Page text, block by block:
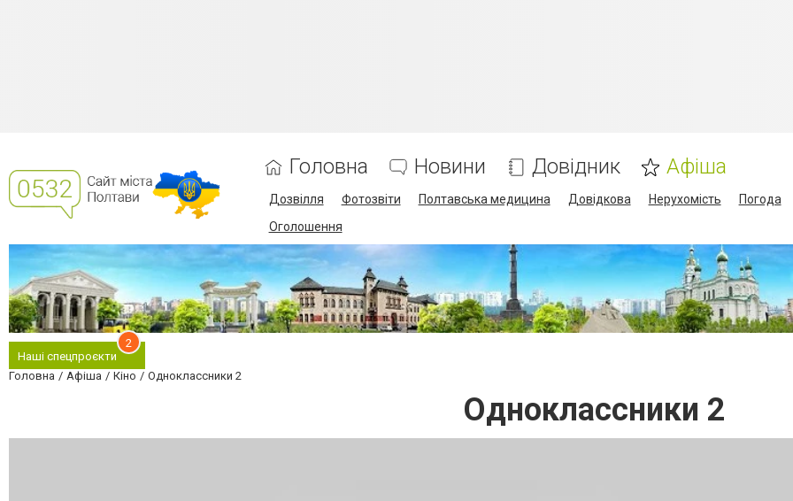
Головна Новини Довідник Афіша
Дозвілля Фотозвіти Полтавська медицина Довідкова Нерухомість Погода
Оголошення
Наші спецпроєкти
2
Головна Афіша Кіно Одноклассники 2
Одноклассники 2